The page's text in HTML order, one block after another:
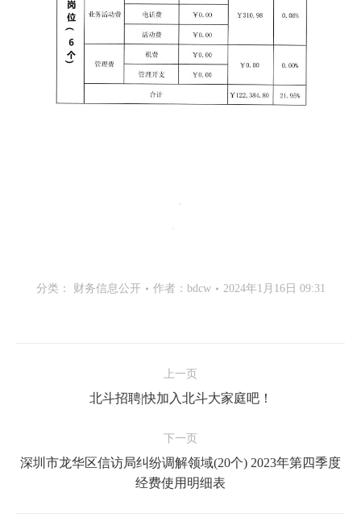
分类： 财务信息公开 作者： bdcw 2024年1月16日 09:31
上一页
上
文
章：
北斗招聘|快加入北斗大家庭吧！
下一页
下
深圳市龙华区信访局纠纷调解领域(20个) 2023年第四季度
经费使用明细表